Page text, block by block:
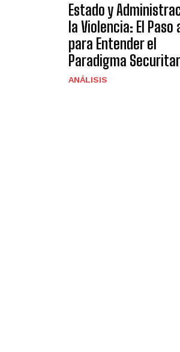
Estado y
la Violencia: El Paso
para Entender el
Paradigma
ANÁLISIS